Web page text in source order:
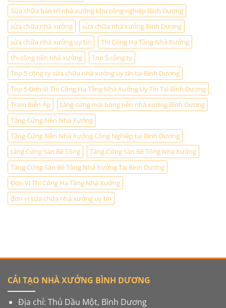
Sửa chữa bảo trì nhà xưởng khu công nghiệp Bình Dương
sửa chữa nhà xưởng
sửa chữa nhà xưởng Bình Dương
sửa chữa nhà xưởng uy tín
Thi Công Hạ Tầng Nhà Xưởng
thi công nền nhà xưởng
Top 5 công ty
Top 5 công ty sửa chữa nhà xưởng uy tín tại Bình Dương
Top 5 Đơn Vị Thi Công Hạ Tầng Nhà Xưởng Uy Tín Tại Bình Dương
Trạm Biến Áp
tăng cứng mài bóng nền nhà xưởng Bình Dương
Tăng Cứng Nền Nhà Xưởng
Tăng Cứng Nền Nhà Xưởng Công Nghiệp tại Bình Dương
tăng Cứng Sàn Bê Tông
Tăng Cứng Sàn Bê Tông Nhà Xưởng
Tăng Cứng Sàn Bê Tông Nhà Xưởng Tại Bình Dương
Đơn Vị Thi Công Hạ Tầng Nhà Xưởng
đơn vị sửa chữa nhà xưởng uy tín
CẢI TẠO NHÀ XƯỞNG BÌNH DƯƠNG
Địa chỉ: Thủ Dầu Một, Bình Dương